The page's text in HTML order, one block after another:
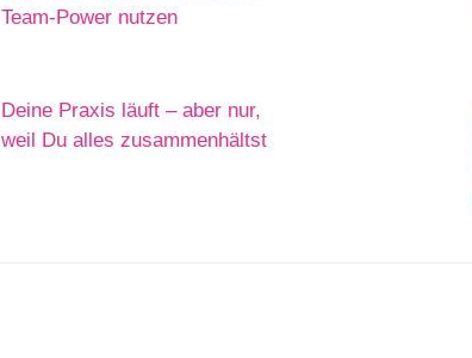
Team-Power nutzen
Deine Praxis läuft – aber nur,
weil Du alles zusammenhältst